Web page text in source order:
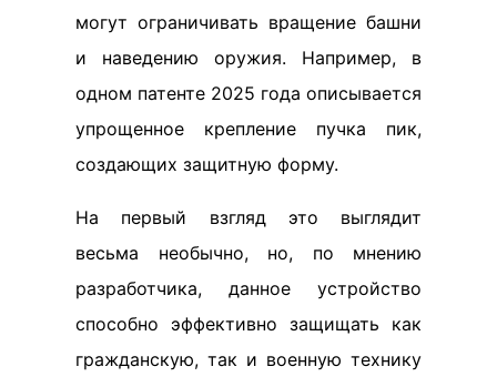
могут ограничивать вращение башни
и наведению оружия. Например, в
одном патенте 2025 года описывается
упрощенное крепление пучка пик,
создающих защитную форму.
На первый взгляд это выглядит
весьма необычно, но, по мнению
разработчика, данное устройство
способно эффективно защищать как
гражданскую, так и военную технику